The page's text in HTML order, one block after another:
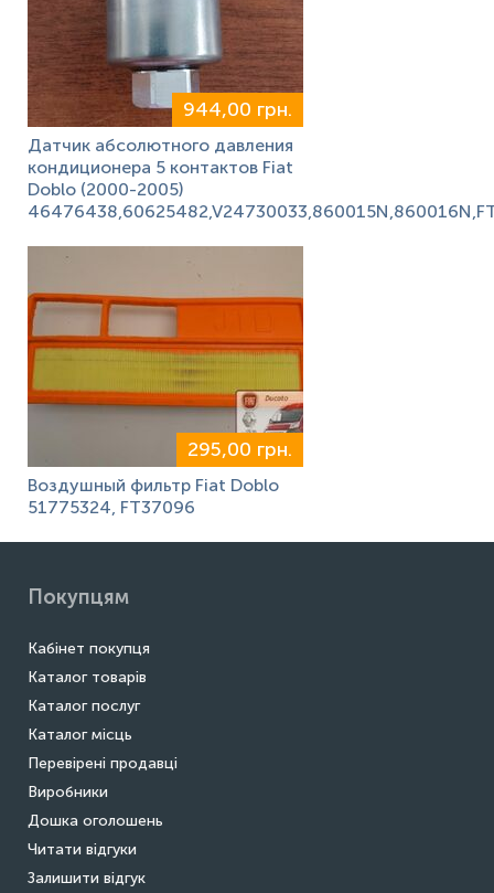
944,00 грн.
Датчик абсолютного давления
кондиционера 5 контактов Fiat
Doblo (2000-2005)
295,00 грн.
Воздушный фильтр Fiat Doblo
51775324, FT37096
Покупцям
Кабінет покупця
Каталог товарів
Каталог послуг
Каталог місць
Перевірені продавці
Виробники
Дошка оголошень
Читати відгуки
Залишити відгук